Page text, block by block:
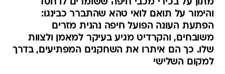
מתון על בכירי מכבי חיפה ששומרים לו חסד
והימור על תואם לואי טהא שהתברר כבינגו:
הפתעת העונה הפועל חיפה נהנית מזרים
משובחים, והקרדיט מגיע בעיקר למאמן ולצוות
שלו. כך הם איתרו את השחקנים המפתיעים, בדרך
למקום השלישי